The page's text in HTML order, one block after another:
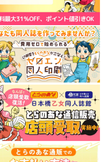
Oh,Rhapsody!!【再
版】
SWING MUSHROOM
880 円（税込）
流川楓×桜木花道
サンプル
作品詳細